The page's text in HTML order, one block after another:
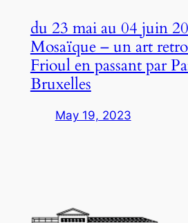
du 23 mai au 04 juin
Mosaïque – un art
Frioul en passant par
Bruxelles
May 19, 2023